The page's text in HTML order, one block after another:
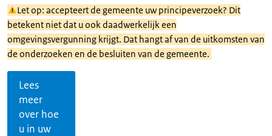
Let op: accepteert de gemeente uw principeverzoek? Dit
betekent niet dat u ook daadwerkelijk een
omgevingsvergunning krijgt. Dat hangt af van de uitkomsten van
de onderzoeken en de besluiten van de gemeente.
Lees
meer
over hoe
u in uw